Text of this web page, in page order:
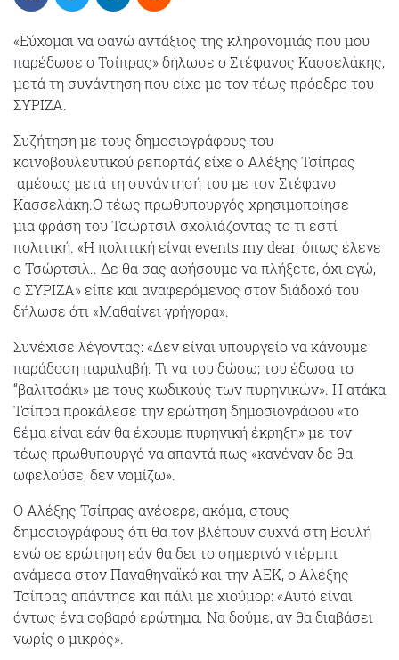
«Εύχομαι να φανώ αντάξιος της κληρονομιάς που μου
παρέδωσε ο Τσίπρας» δήλωσε ο Στέφανος Κασσελάκης,
μετά τη συνάντηση που είχε με τον τέως πρόεδρο του
ΣΥΡΙΖΑ.
Συζήτηση με τους δημοσιογράφους του
κοινοβουλευτικού ρεπορτάζ είχε ο Αλέξης Τσίπρας
αμέσως μετά τη συνάντησή του με τον Στέφανο
Κασσελάκη.Ο τέως πρωθυπουργός χρησιμοποίησε
μια φράση του Τσώρτσιλ σχολιάζοντας το τι εστί
πολιτική. «Η πολιτική είναι events my dear, όπως έλεγε
ο Τσώρτσιλ.. Δε θα σας αφήσουμε να πλήξετε, όχι εγώ,
ο ΣΥΡΙΖΑ» είπε και αναφερόμενος στον διάδοχό του
δήλωσε ότι «Μαθαίνει γρήγορα».
Συνέχισε λέγοντας: «Δεν είναι υπουργείο να κάνουμε
παράδοση παραλαβή. Τι να του δώσω; του έδωσα το
“βαλιτσάκι» με τους κωδικούς των πυρηνικών». Η ατάκα
Τσίπρα προκάλεσε την ερώτηση δημοσιογράφου «το
θέμα είναι εάν θα έχουμε πυρηνική έκρηξη» με τον
τέως πρωθυπουργό να απαντά πως «κανέναν δε θα
ωφελούσε, δεν νομίζω».
Ο Αλέξης Τσίπρας ανέφερε, ακόμα, στους
δημοσιογράφους ότι θα τον βλέπουν συχνά στη Βουλή
ενώ σε ερώτηση εάν θα δει το σημερινό ντέρμπι
ανάμεσα στον Παναθηναϊκό και την ΑΕΚ, ο Αλέξης
Τσίπρας απάντησε και πάλι με χιούμορ: «Αυτό είναι
όντως ένα σοβαρό ερώτημα. Να δούμε, αν θα διαβάσει
νωρίς ο μικρός».